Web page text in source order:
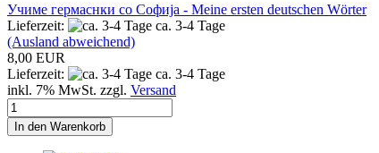
Учиме гермаснки со Софија - Meine ersten deutschen Wörter
Lieferzeit:
ca. 3-4 Tage
(Ausland abweichend)
8,00 EUR
Lieferzeit:
ca. 3-4 Tage
inkl. 7% MwSt. zzgl. Versand
In den Warenkorb